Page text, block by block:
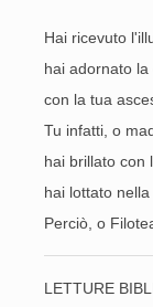
Hai ricevuto
hai adornato la
con la tua
Tu infatti, o
hai brillato con
hai lottato
Perciò, o
LETTURE